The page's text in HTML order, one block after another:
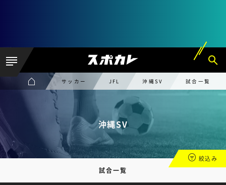
サッカー JFL 沖縄SV 試合一覧
沖縄SV
試合一覧
絞込み